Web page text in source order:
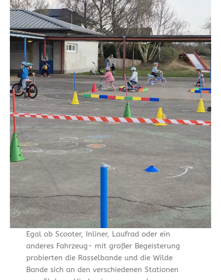
Egal ob Scooter, Inliner, Laufrad oder ein
anderes Fahrzeug- mit großer Begeisterung
probierten die Rasselbande und die Wilde
Bande sich an den verschiedenen Stationen